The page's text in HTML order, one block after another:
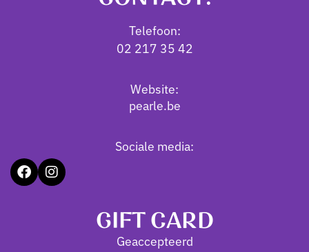
Telefoon:
02 217 35 42
Website:
pearle.be
Sociale media:
GIFT CARD
Geaccepteerd